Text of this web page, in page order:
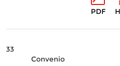
PDF
33
Convenio